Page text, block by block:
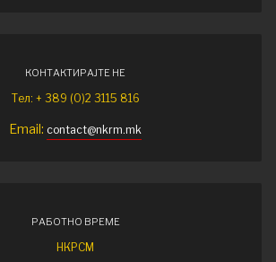
КОНТАКТИРАЈТЕ НЕ
Тел: + 389 (0)2 3115 816
Email: contact@nkrm.mk
РАБОТНО ВРЕМЕ
НКРСМ